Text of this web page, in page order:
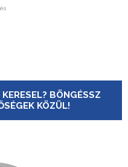
BÖNGÉSSZ
KÖZÜL!